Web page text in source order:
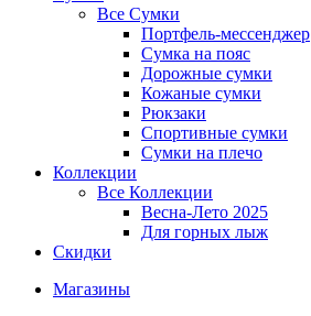
Все Сумки
Портфель-мессенджер
Сумка на пояс
Дорожные сумки
Кожаные сумки
Рюкзаки
Спортивные сумки
Сумки на плечо
Коллекции
Все Коллекции
Весна-Лето 2025
Для горных лыж
Скидки
Магазины